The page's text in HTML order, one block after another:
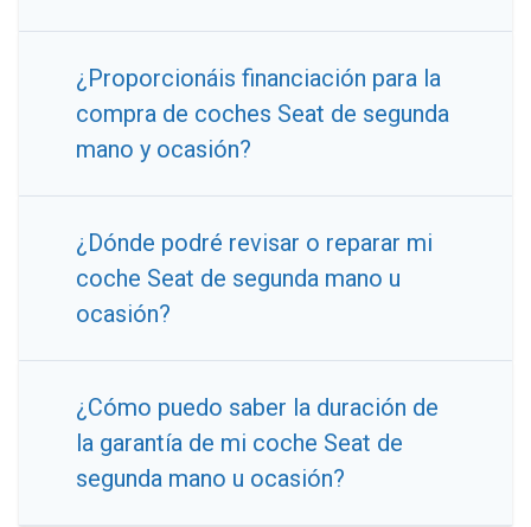
¿Proporcionáis financiación para la
compra de coches Seat de segunda
mano y ocasión?
¿Dónde podré revisar o reparar mi
coche Seat de segunda mano u
ocasión?
¿Cómo puedo saber la duración de
la garantía de mi coche Seat de
segunda mano u ocasión?